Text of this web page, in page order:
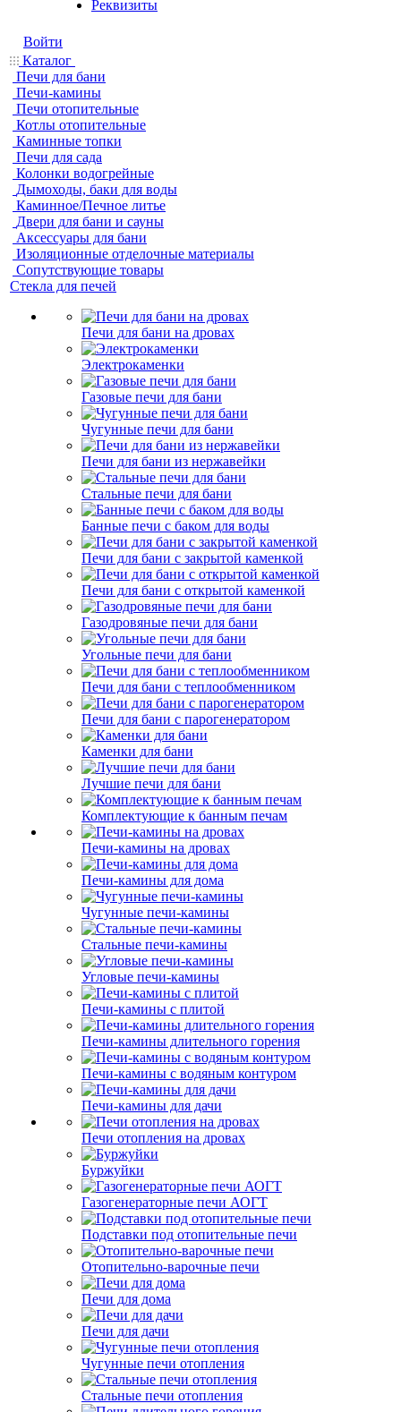
Реквизиты
Войти
Каталог
Печи для бани
Печи-камины
Печи отопительные
Котлы отопительные
Каминные топки
Печи для сада
Колонки водогрейные
Дымоходы, баки для воды
Каминное/Печное литье
Двери для бани и сауны
Аксессуары для бани
Изоляционные отделочные материалы
Сопутствующие товары
Стекла для печей
Печи для бани на дровах
Электрокаменки
Газовые печи для бани
Чугунные печи для бани
Печи для бани из нержавейки
Стальные печи для бани
Банные печи с баком для воды
Печи для бани с закрытой каменкой
Печи для бани с открытой каменкой
Газодровяные печи для бани
Угольные печи для бани
Печи для бани с теплообменником
Печи для бани с парогенератором
Каменки для бани
Лучшие печи для бани
Комплектующие к банным печам
Печи-камины на дровах
Печи-камины для дома
Чугунные печи-камины
Стальные печи-камины
Угловые печи-камины
Печи-камины с плитой
Печи-камины длительного горения
Печи-камины с водяным контуром
Печи-камины для дачи
Печи отопления на дровах
Буржуйки
Газогенераторные печи АОГТ
Подставки под отопительные печи
Отопительно-варочные печи
Печи для дома
Печи для дачи
Чугунные печи отопления
Стальные печи отопления